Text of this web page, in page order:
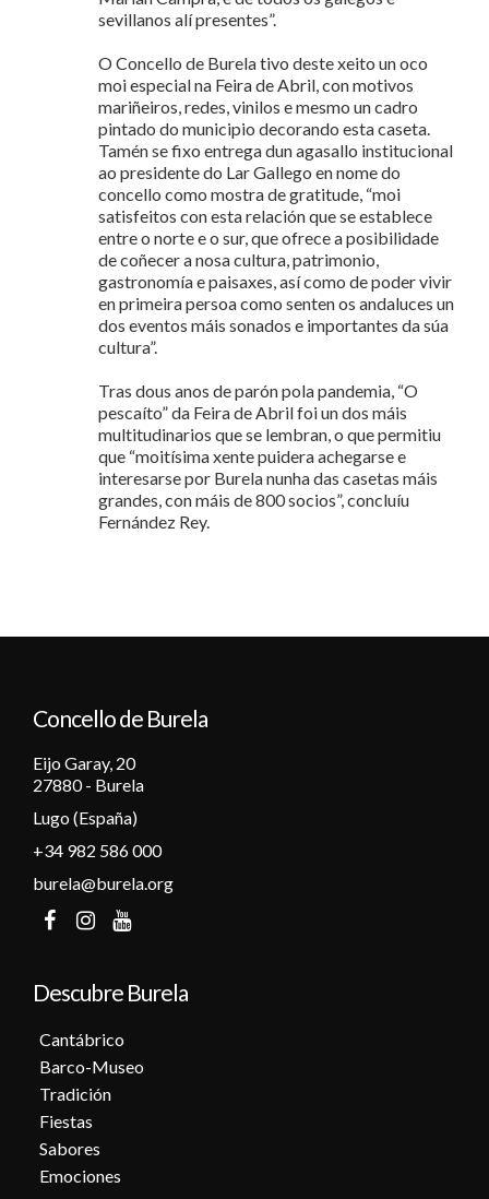
sevillanos alí presentes”.
O Concello de Burela tivo deste xeito un oco
moi especial na Feira de Abril, con motivos
mariñeiros, redes, vinilos e mesmo un cadro
pintado do municipio decorando esta caseta.
Tamén se fixo entrega dun agasallo institucional
ao presidente do Lar Gallego en nome do
concello como mostra de gratitude, “moi
satisfeitos con esta relación que se establece
entre o norte e o sur, que ofrece a posibilidade
de coñecer a nosa cultura, patrimonio,
gastronomía e paisaxes, así como de poder vivir
en primeira persoa como senten os andaluces un
dos eventos máis sonados e importantes da súa
cultura”.
Tras dous anos de parón pola pandemia, “O
pescaíto” da Feira de Abril foi un dos máis
multitudinarios que se lembran, o que permitiu
que “moitísima xente puidera achegarse e
interesarse por Burela nunha das casetas máis
grandes, con máis de 800 socios”, concluíu
Fernández Rey.
Concello de Burela
Eijo Garay, 20
27880 - Burela
Lugo (España)
+34 982 586 000
burela@burela.org
Descubre Burela
Cantábrico
Barco-Museo
Tradición
Fiestas
Sabores
Emociones